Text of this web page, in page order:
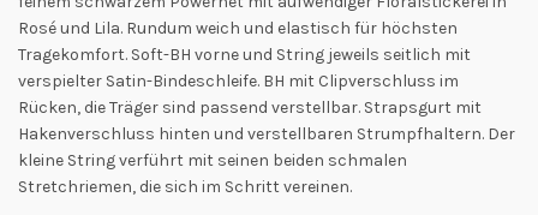
Rosé und Lila. Rundum weich und elastisch für höchsten
Tragekomfort. Soft-BH vorne und String jeweils seitlich mit
verspielter Satin-Bindeschleife. BH mit Clipverschluss im
Rücken, die Träger sind passend verstellbar. Strapsgurt mit
Hakenverschluss hinten und verstellbaren Strumpfhaltern. Der
kleine String verführt mit seinen beiden schmalen
Stretchriemen, die sich im Schritt vereinen.